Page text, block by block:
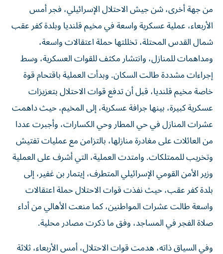
من جهة أخرى، شن جيش الاحتلال الإسرائيلي، فجر أمس
الأربعاء، عملية عسكرية واسعة في مخيم قلنديا وبلدة كفر عقب
شمال القدس المحتلة، تخللتها حملة اعتقالات واسعة،
ومداهمات للمنازل، وانتشار مكثف للقوات العسكرية، وسط
إجراءات مشددة طالت السكان. وبدأت العملية باقتحام قوة
خاصة مخيم قلنديا، قبل أن تدفع قوات الاحتلال بتعزيزات
عسكرية كبيرة، بينها جرافة عسكرية، إلى المخيم، حيث داهمت
عشرات المنازل في حي المطار وحي الكسارات، وأجبرت عددا
من العائلات على مغادرة منازلها، بالتزامن مع عمليات تفتيش
وتخريب للممتلكات. وامتدت العملية، التي أشرف على العملية
وزير الأمن القومي الإسرائيلي المتطرف، إيتمار بن غفير، إلى
بلدة كفر عقب، حيث نفذت قوات الاحتلال حملة اعتقالات
واسعة طالت عشرات المواطنين، كما منعت الأهالي من أداء
صلاة الفجر في المساجد، وفق ما ذكرت مصادر محلية.
وفي السياق ذاته، هدمت قوات الاحتلال، أمس الأربعاء، ثلاثة